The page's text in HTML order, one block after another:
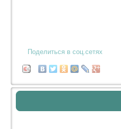
Поделиться в соц.сетях